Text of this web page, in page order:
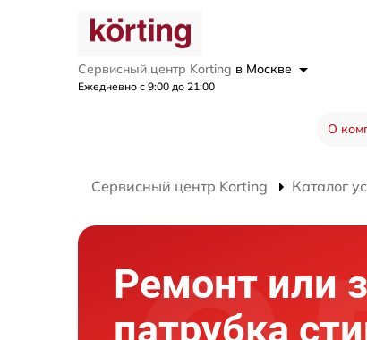
Сервисный центр Korting в Москве
Ежедневно с 9:00 до 21:00
О
Сервисный центр Korting Каталог
Ремонт или
патрубка